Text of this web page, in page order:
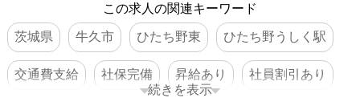
この求人の関連キーワード
茨城県
牛久市 ひたち野東 ひたち野うしく駅
交通費支給 社保完備 昇給あり 社員割引あり
続きを表示